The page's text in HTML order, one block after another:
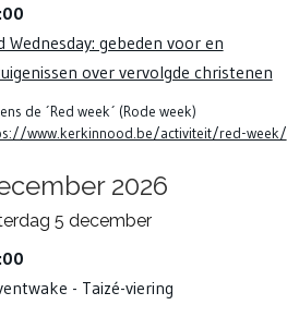
Wednesday: gebeden voor en
over vervolgde christenen
de ´Red week´ (Rode week)
www.kerkinnood.be/activiteit/red-week/
2026
5 december
- Taizé-viering